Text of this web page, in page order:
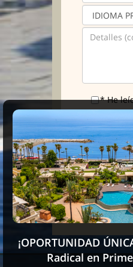
* He
Me
¡OPORTUNIDAD
Radical en